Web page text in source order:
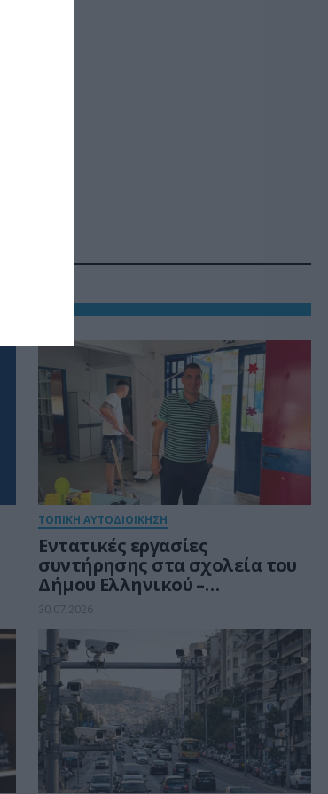
ΤΟΠΙΚΗ ΑΥΤΟΔΙΟΙΚΗΣΗ
Εντατικές εργασίες
συντήρησης στα σχολεία του
Δήμου Ελληνικού –
Αργυρούπολης
30.07.2026